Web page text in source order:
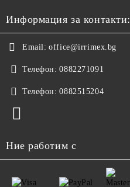
Информация за контакти:
Email: office@irrimex.bg
Телефон: 0882271091
Телефон: 0882515204
Ние работим с